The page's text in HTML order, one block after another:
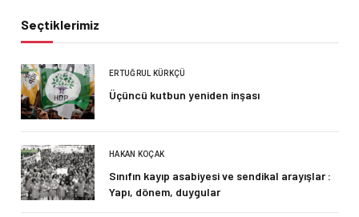
Seçtiklerimiz
ERTUĞRUL KÜRKÇÜ
Üçüncü kutbun yeniden inşası
HAKAN KOÇAK
Sınıfın kayıp asabiyesi ve sendikal arayışlar :
Yapı, dönem, duygular